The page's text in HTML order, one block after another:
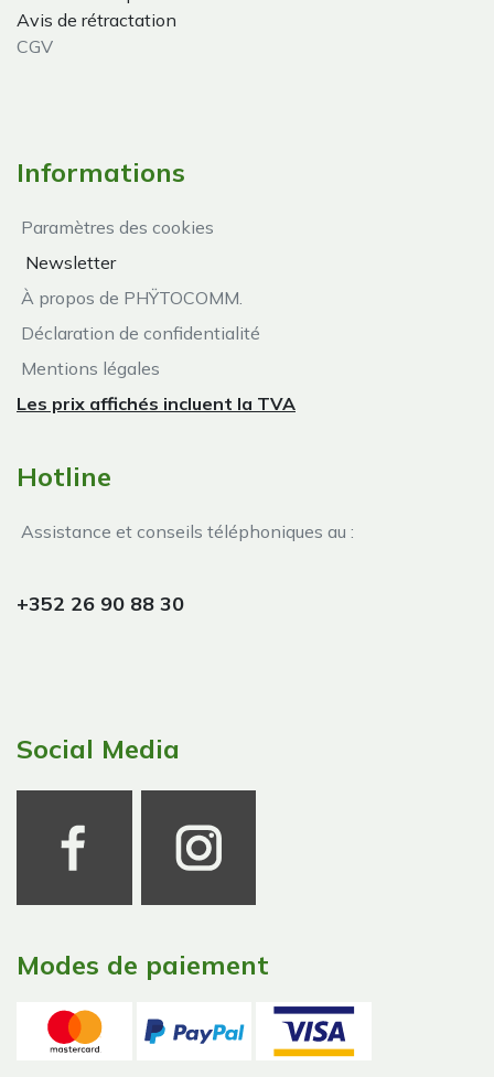
Avis de rétractation
CGV
Informations
Paramètres des cookies
Newsletter
À propos de PHŸTOCOMM.
Déclaration de confidentialité
Mentions légales
Les prix affichés incluent la TVA
Hotline
Assistance et conseils téléphoniques au :
+352 26 90 88 30
Social Media
Modes de paiement